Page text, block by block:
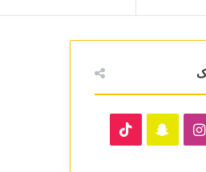
گەریان
Instagram
Snapchat